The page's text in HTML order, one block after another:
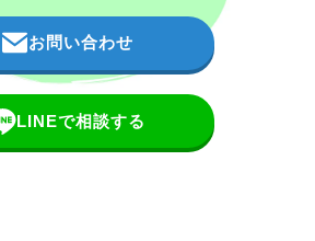
お問い合わせ
LINEで相談する